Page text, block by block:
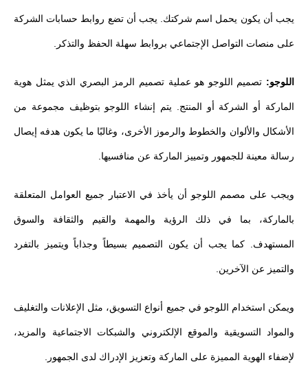
يجب أن يكون يحمل اسم شركتك. يجب أن تضع روابط حسابات الشركة
على منصات التواصل الإجتماعي بروابط سهلة الحفظ والتذكر.
اللوجو: تصميم اللوجو هو عملية تصميم الرمز البصري الذي يمثل هوية
الماركة أو الشركة أو المنتج. يتم إنشاء اللوجو بتوظيف مجموعة من
الأشكال والألوان والخطوط والرموز الأخرى، وغالبًا ما يكون هدفه إيصال
رسالة معينة للجمهور وتمييز الماركة عن منافسيها.
ويجب على مصمم اللوجو أن يأخذ في الاعتبار جميع العوامل المتعلقة
بالماركة، بما في ذلك الرؤية والمهمة والقيم والثقافة والسوق
المستهدف. كما يجب أن يكون التصميم بسيطاً وجذاباً ويتميز بالتفرد
والتميز عن الآخرين.
ويمكن استخدام اللوجو في جميع أنواع التسويق، مثل الإعلانات والتغليف
والمواد التسويقية والموقع الإلكتروني والشبكات الاجتماعية والمزيد،
لإضفاء الهوية المميزة على الماركة وتعزيز الإدراك لدى الجمهور.